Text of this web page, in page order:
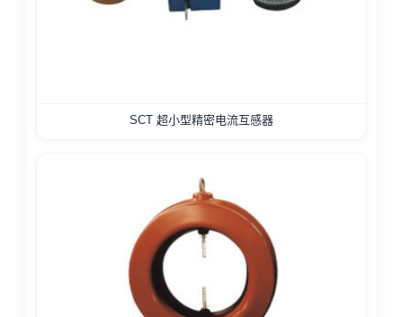
SCT 超小型精密电流互感器